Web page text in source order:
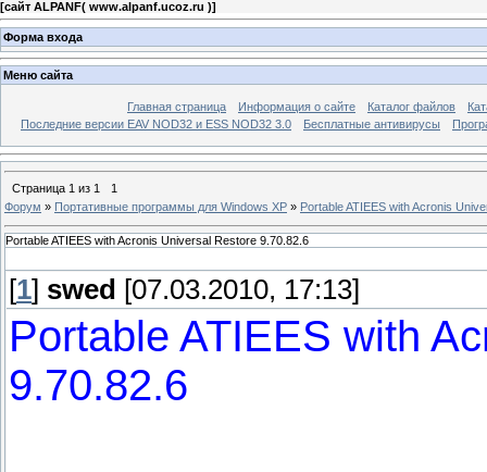
[сайт ALPANF( www.alpanf.ucoz.ru )]
Форма входа
Меню сайта
Главная страница Информация о сайте Каталог файлов
Последние версии EAV NOD32 и ESS NOD32 3.0
Бесплатные антивирусы
Страница 1 из 1
1
Форум » Портативные программы для Windows XP » Portable ATIEES with Acronis
Portable ATIEES with Acronis Universal Restore 9.70.82.6
[1] swed [07.03.2010, 17:13]
Portable ATIEES with
9.70.82.6